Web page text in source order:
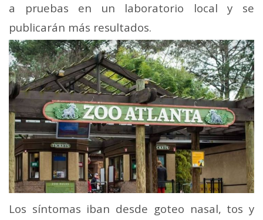
a pruebas en un laboratorio local y se
publicarán más resultados.
Los síntomas iban desde goteo nasal, tos y